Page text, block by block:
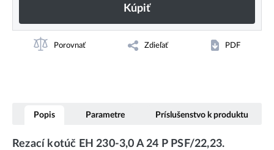
Kúpiť
Porovnať Zdieľať PDF
Popis Parametre Príslušenstvo k produktu
Rezací kotúč EH 230-3,0 A 24 P PSF/22,23.